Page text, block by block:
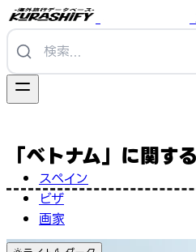
スペイン
ビザ
画家
「ベトナム」に関す